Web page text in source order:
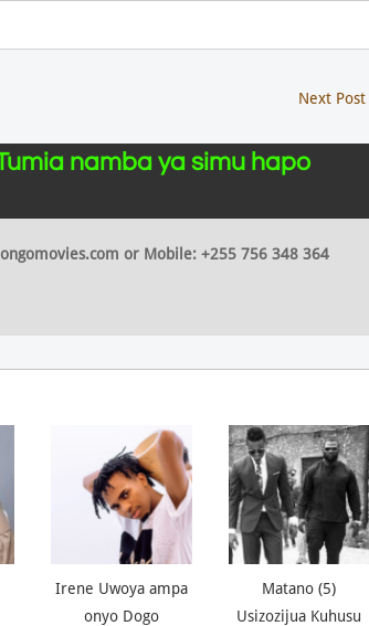
Next Post
namba ya simu hapo
or Mobile: +255 756 348 364
Irene Uwoya ampa
onyo Dogo
Matano (5)
Usizozijua Kuhusu